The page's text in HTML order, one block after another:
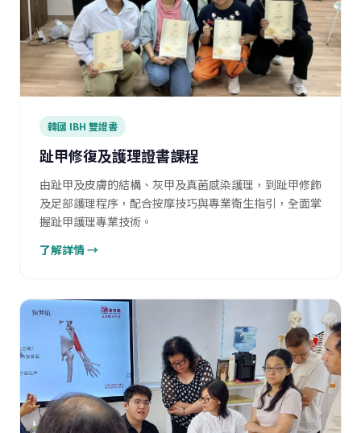
韓國 IBH 雙證書
趾甲修復及護理證書課程
由趾甲及皮膚的結構、灰甲及真菌感染護理，到趾甲修飾
及足部護理程序，配合按摩技巧與專業衛生指引，全面掌
握趾甲護理專業技術。
了解詳情 →